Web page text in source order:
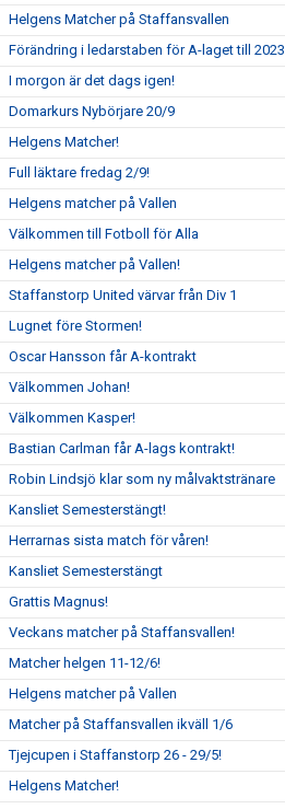
Helgens Matcher på Staffansvallen
Förändring i ledarstaben för A-laget till 2023
I morgon är det dags igen!
Domarkurs Nybörjare 20/9
Helgens Matcher!
Full läktare fredag 2/9!
Helgens matcher på Vallen
Välkommen till Fotboll för Alla
Helgens matcher på Vallen!
Staffanstorp United värvar från Div 1
Lugnet före Stormen!
Oscar Hansson får A-kontrakt
Välkommen Johan!
Välkommen Kasper!
Bastian Carlman får A-lags kontrakt!
Robin Lindsjö klar som ny målvaktstränare
Kansliet Semesterstängt!
Herrarnas sista match för våren!
Kansliet Semesterstängt
Grattis Magnus!
Veckans matcher på Staffansvallen!
Matcher helgen 11-12/6!
Helgens matcher på Vallen
Matcher på Staffansvallen ikväll 1/6
Tjejcupen i Staffanstorp 26 - 29/5!
Helgens Matcher!